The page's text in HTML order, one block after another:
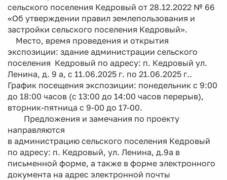
сельского поселения Кедровый от 28.12.2022 № 66
«Об утверждении правил землепользования и
застройки сельского поселения Кедровый».
Место, время проведения и открытия
экспозиции: здание администрации сельского
поселения Кедровый по адресу: п. Кедровый ул.
Ленина, д. 9 а, с 11.06.2025 г. по 21.06.2025 г..
График посещения экспозиции: понедельник с 9:00
до 18:00 часов (с 13:00 до 14:00 часов перерыв),
вторник-пятница с 9-00 до 17-00.
Предложения и замечания по проекту
направляются
в администрацию сельского поселения Кедровый
по адресу: п. Кедровый, ул. Ленина, д.9а в
письменной форме, а также в форме электронного
документа на адрес электронной почты